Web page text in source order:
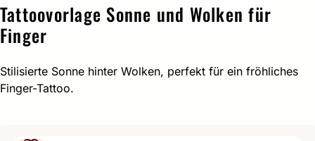
Tattoovorlage Sonne und Wolken für
Finger
Stilisierte Sonne hinter Wolken, perfekt für ein fröhliches
Finger-Tattoo.